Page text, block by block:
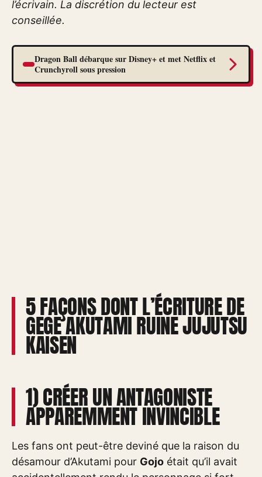
l’écrivain. La discrétion du lecteur est
conseillée.
Dragon Ball débarque sur Disney+ et met Netflix et
Crunchyroll sous pression
5 FAÇONS DONT L’ÉCRITURE DE
GEGE AKUTAMI RUINE JUJUTSU
KAISEN
1) CRÉER UN ANTAGONISTE
APPAREMMENT INVINCIBLE
Les fans ont peut-être deviné que la raison du
désamour d’Akutami pour Gojo était qu’il avait